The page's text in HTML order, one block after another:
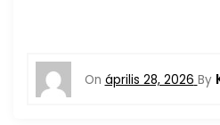
On április 28, 2026 By